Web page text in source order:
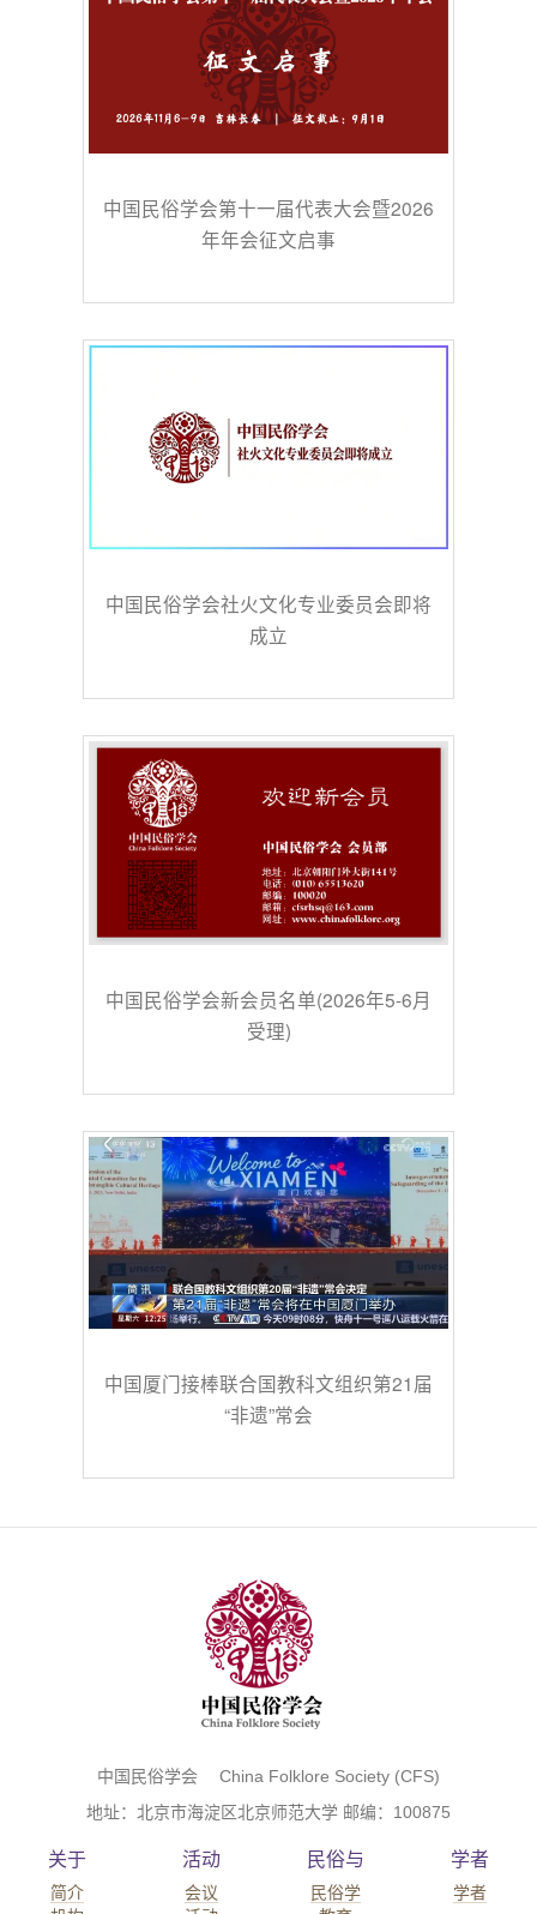
中国民俗学会第十一届代表大会暨2026
年年会征文启事
中国民俗学会社火文化专业委员会即将
成立
中国民俗学会新会员名单(2026年5-6月
受理)
中国厦门接棒联合国教科文组织第21届
“非遗”常会
中国民俗学会 China Folklore Society (CFS)
地址：北京市海淀区北京师范大学 邮编：100875
关于
简介
活动
会议
民俗与
民俗学
学者
学者